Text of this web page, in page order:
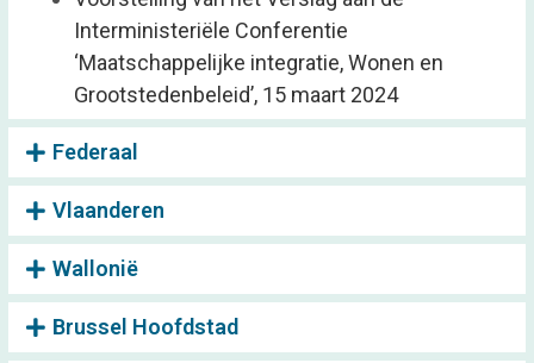
Interministeriële Conferentie
‘Maatschappelijke integratie, Wonen en
Grootstedenbeleid’, 15 maart 2024
Federaal
Vlaanderen
Wallonië
Brussel Hoofdstad